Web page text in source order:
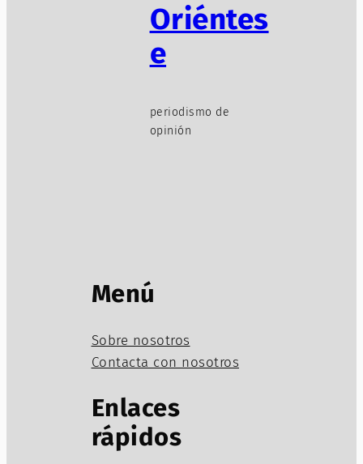
Oriéntes
e
periodismo de
opinión
Menú
Sobre nosotros
Contacta con nosotros
Enlaces
rápidos